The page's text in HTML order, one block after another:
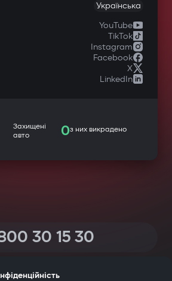
Українська
YouTube
TikTok
Instagram
Facebook
X
LinkedIn
Захищені
авто
0з них викрадено
30 15 30